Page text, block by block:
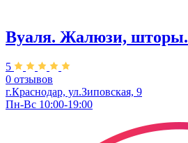
Вуаля. Жалюзи, шторы.
5
0 отзывов
г.Краснодар, ул.Зиповская, 9
Пн-Вс 10:00-19:00